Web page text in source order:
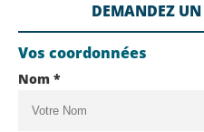
DEMANDEZ
Vos coordonnées
Nom *